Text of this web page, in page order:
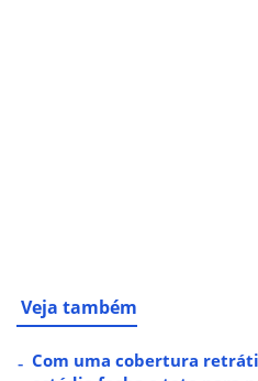
Veja também
Com uma cobertura